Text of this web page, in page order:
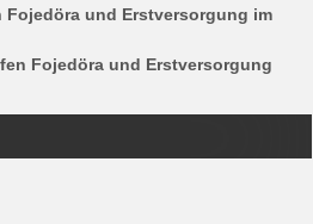
Fojedöra und Erstversorgung im
Fojedöra und Erstversorgung